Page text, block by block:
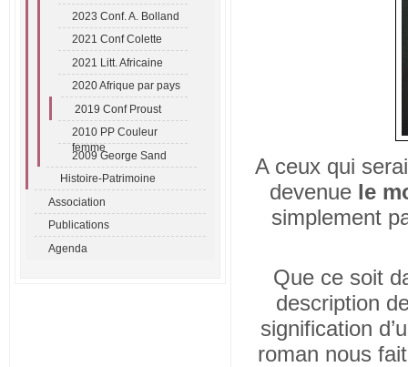
2023 Conf. A. Bolland
2021 Conf Colette
2021 Litt. Africaine
2020 Afrique par pays
2019 Conf Proust
2010 PP Couleur
femme
2009 George Sand
Histoire-Patrimoine
Association
Publications
Agenda
A ceux qui
devenue le
simplement
Que ce soit
description
signification
roman nous